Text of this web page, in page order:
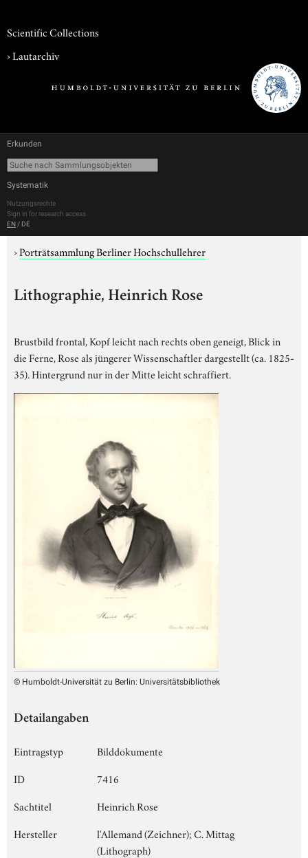
Scientific Collections
›Lautarchiv
Erkunden
Systematik
Nutzungsrechte
Sign in for research access
EN / DE
›Porträtsammlung Berliner Hochschullehrer
Lithographie, Heinrich Rose
Brustbild frontal, Kopf leicht nach rechts oben geneigt, Blick in
die Ferne, Rose als jüngerer Wissenschaftler dargestellt (ca. 1825-
35). Hintergrund nur in der Mitte leicht schraffiert.
© Humboldt-Universität zu Berlin: Universitätsbibliothek
Detailangaben
Eintragstyp
Bilddokumente
ID
7416
Sachtitel
Heinrich Rose
Hersteller
l'Allemand (Zeichner); C. Mittag
(Lithograph)